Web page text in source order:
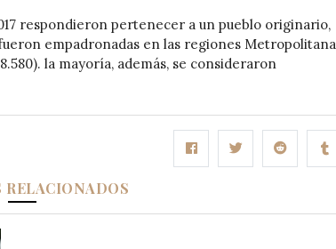
respondieron pertenecer a un pueblo originario,
empadronadas en las regiones Metropolitana
la mayoría, además, se consideraron
RELACIONADOS